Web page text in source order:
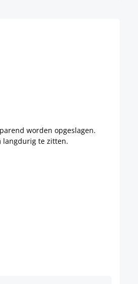
worden opgeslagen.
langdurig te zitten.